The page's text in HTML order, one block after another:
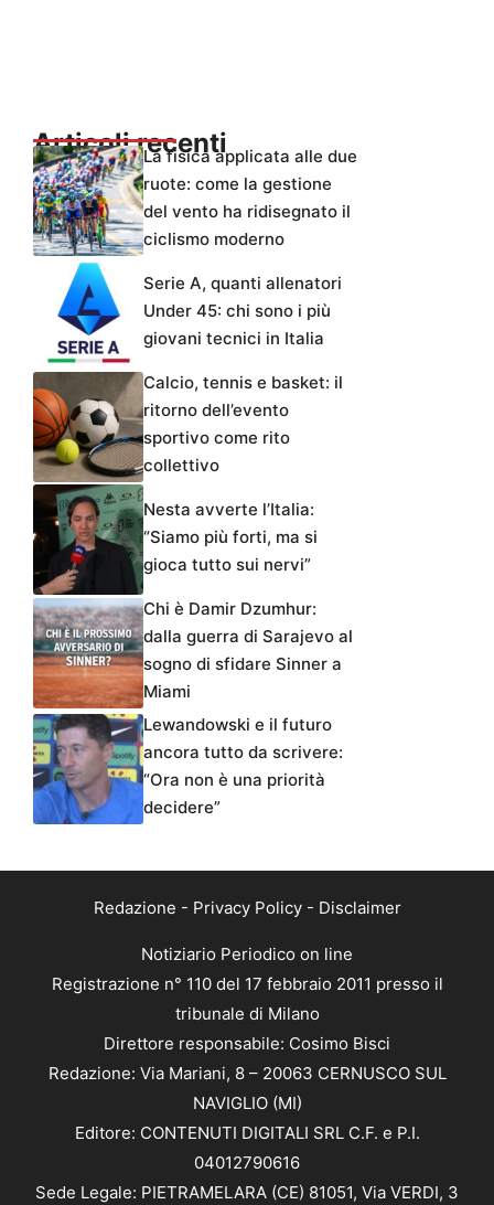
Articoli recentiLa fisica applicata alle due
ruote: come la gestione
del vento ha ridisegnato il
ciclismo moderno
Serie A, quanti allenatori
Under 45: chi sono i più
giovani tecnici in Italia
Calcio, tennis e basket: il
ritorno dell’evento
sportivo come rito
collettivo
Nesta avverte l’Italia:
“Siamo più forti, ma si
gioca tutto sui nervi”
Chi è Damir Dzumhur:
dalla guerra di Sarajevo al
sogno di sfidare Sinner a
Miami
Lewandowski e il futuro
ancora tutto da scrivere:
“Ora non è una priorità
decidere”
Redazione - Privacy Policy- Disclaimer
Notiziario Periodico on line
Registrazione n° 110 del 17 febbraio 2011 presso il
tribunale di Milano
Direttore responsabile: Cosimo Bisci
Redazione: Via Mariani, 8 – 20063 CERNUSCO SUL
NAVIGLIO (MI)
Editore: CONTENUTI DIGITALI SRL C.F. e P.I.
04012790616
Sede Legale: PIETRAMELARA (CE) 81051, Via VERDI, 3